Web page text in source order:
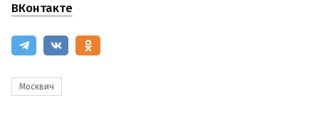
ВКонтакте
Москвич